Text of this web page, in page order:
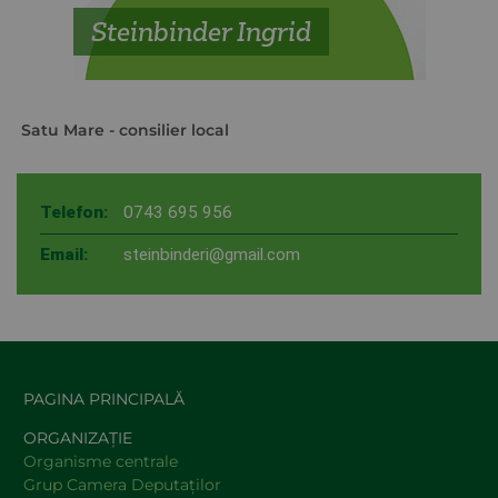
Steinbinder Ingrid
Satu Mare - consilier local
Telefon: 0743 695 956
Email: steinbinderi@gmail.com
PAGINA PRINCIPALĂ
ORGANIZAȚIE
Organisme centrale
Grup Camera Deputaţilor